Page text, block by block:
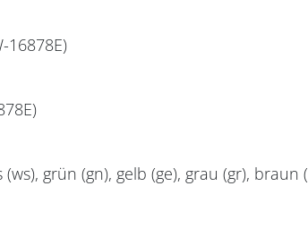
16878E)
grün (gn), gelb (ge), grau (gr), braun